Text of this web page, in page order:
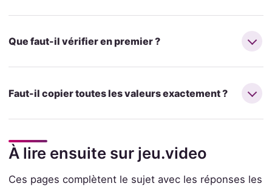
Que faut-il vérifier en premier ?
Faut-il copier toutes les valeurs exactement ?
À lire ensuite sur jeu.video
Ces pages complètent le sujet avec les réponses les